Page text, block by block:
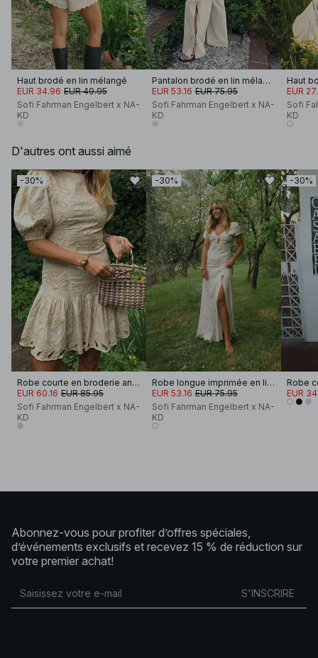
Haut brodé en lin mélangé
EUR 34.96 EUR 49.95
Sofi Fahrman Engelbert x NA-
KD
Pantalon brodé en lin mélangé
EUR 53.16 EUR 75.95
Sofi Fahrman Engelbert x NA-
KD
Haut
EUR
Sofi
KD
D'autres ont aussi aimé
-30%
Robe courte en broderie anglaise
EUR 60.16 EUR 85.95
Sofi Fahrman Engelbert x NA-
KD
-30%
Robe longue imprimée en lin mélangé
EUR 53.16 EUR 75.95
Sofi Fahrman Engelbert x NA-
KD
-30%
EUR
Abonnez-vous pour profiter d’offres spéciales,
d’événements exclusifs et recevez 15 % de réduction sur
votre premier achat!
S'INSCRIRE